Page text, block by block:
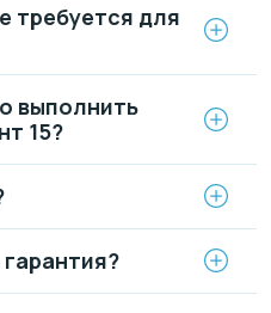
требуется для
выполнить
15?